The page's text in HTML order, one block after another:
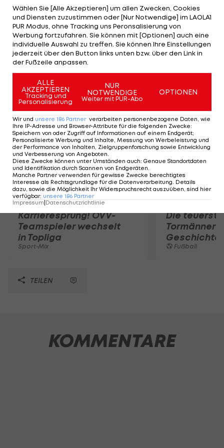
Satz gut mit und stellt auf 3:3, ehe eine
Regenunterbrechung ein Weiterspielen unmöglich
macht. Die Partie wird im Laufe des Freitags
fortgesetzt, sofern es das Wetter zulässt. Die
Gewinnerin trifft in der nächsten Runde auf Carla
Suarez Navarro aus Spanien.
Mehr zum Thema
Karrieresprung! ÖVV-
Teamspieler wechselt
in Topliga
Sport-Mix
Die
Tormänner
Geschichte
Fußball
TEILEN
KOMMENTARE
Wählen Sie [Alle Akzeptieren] um allen Zwecken, Cookies
und Diensten zuzustimmen oder [Nur Notwendige] im LAOLA1
PUR Modus, ohne Tracking uns Peronsalisierung von
Werbung fortzufahren. Sie können mit [Optionen] auch eine
individuelle Auswahl zu treffen. Sie können Ihre Einstellungen
jederzeit über den Button links unten bzw. über den Link in
der Fußzeile anpassen.
ALLE
AKZEPTIEREN
Tracking und
Personalisierung
NUR
NOTWENDIGE
Weiter mit PUR-Abo
OPTIONEN
Wir und unsere 186 Partner verarbeiten personenbezogene Daten, wie
Ihre IP-Adresse und Browser-Attribute für die folgenden Zwecke:
Speichern von oder Zugriff auf Informationen auf einem Endgerät;
Personalisierte Werbung und Inhalte, Messung von Werbeleistung und
der Performance von Inhalten, Zielgruppenforschung sowie Entwicklung
und Verbesserung von Angeboten.
Diese Zwecke können unter Umständen auch: Genaue Standortdaten
und Identifikation durch Scannen von Endgeräten.
Manche Partner verwenden für gewisse Zwecke berechtigtes
Interesse als Rechtsgrundlage für die Datenverarbeitung. Details
dazu, sowie die Möglichkeit Ihr Widerspruchsrecht auszuüben, sind hier
verfügbar: unsere 186 Partner
Impressum Datenschutzrichtlinie